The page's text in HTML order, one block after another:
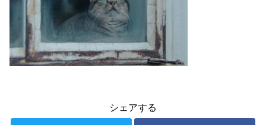
シェアする